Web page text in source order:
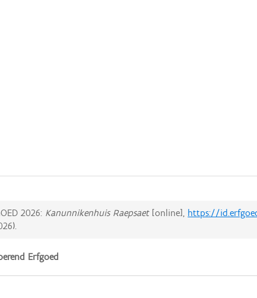
2026: Kanunnikenhuis Raepsaet[online], https://
).
Erfgoed